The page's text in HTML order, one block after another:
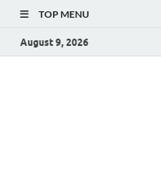
TOP MENU
August 9, 2026